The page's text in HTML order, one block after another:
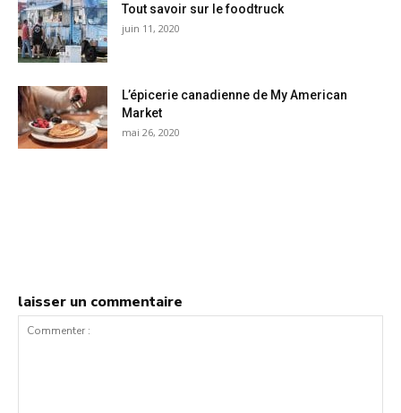
Tout savoir sur le foodtruck
juin 11, 2020
L’épicerie canadienne de My American
Market
mai 26, 2020
laisser un commentaire